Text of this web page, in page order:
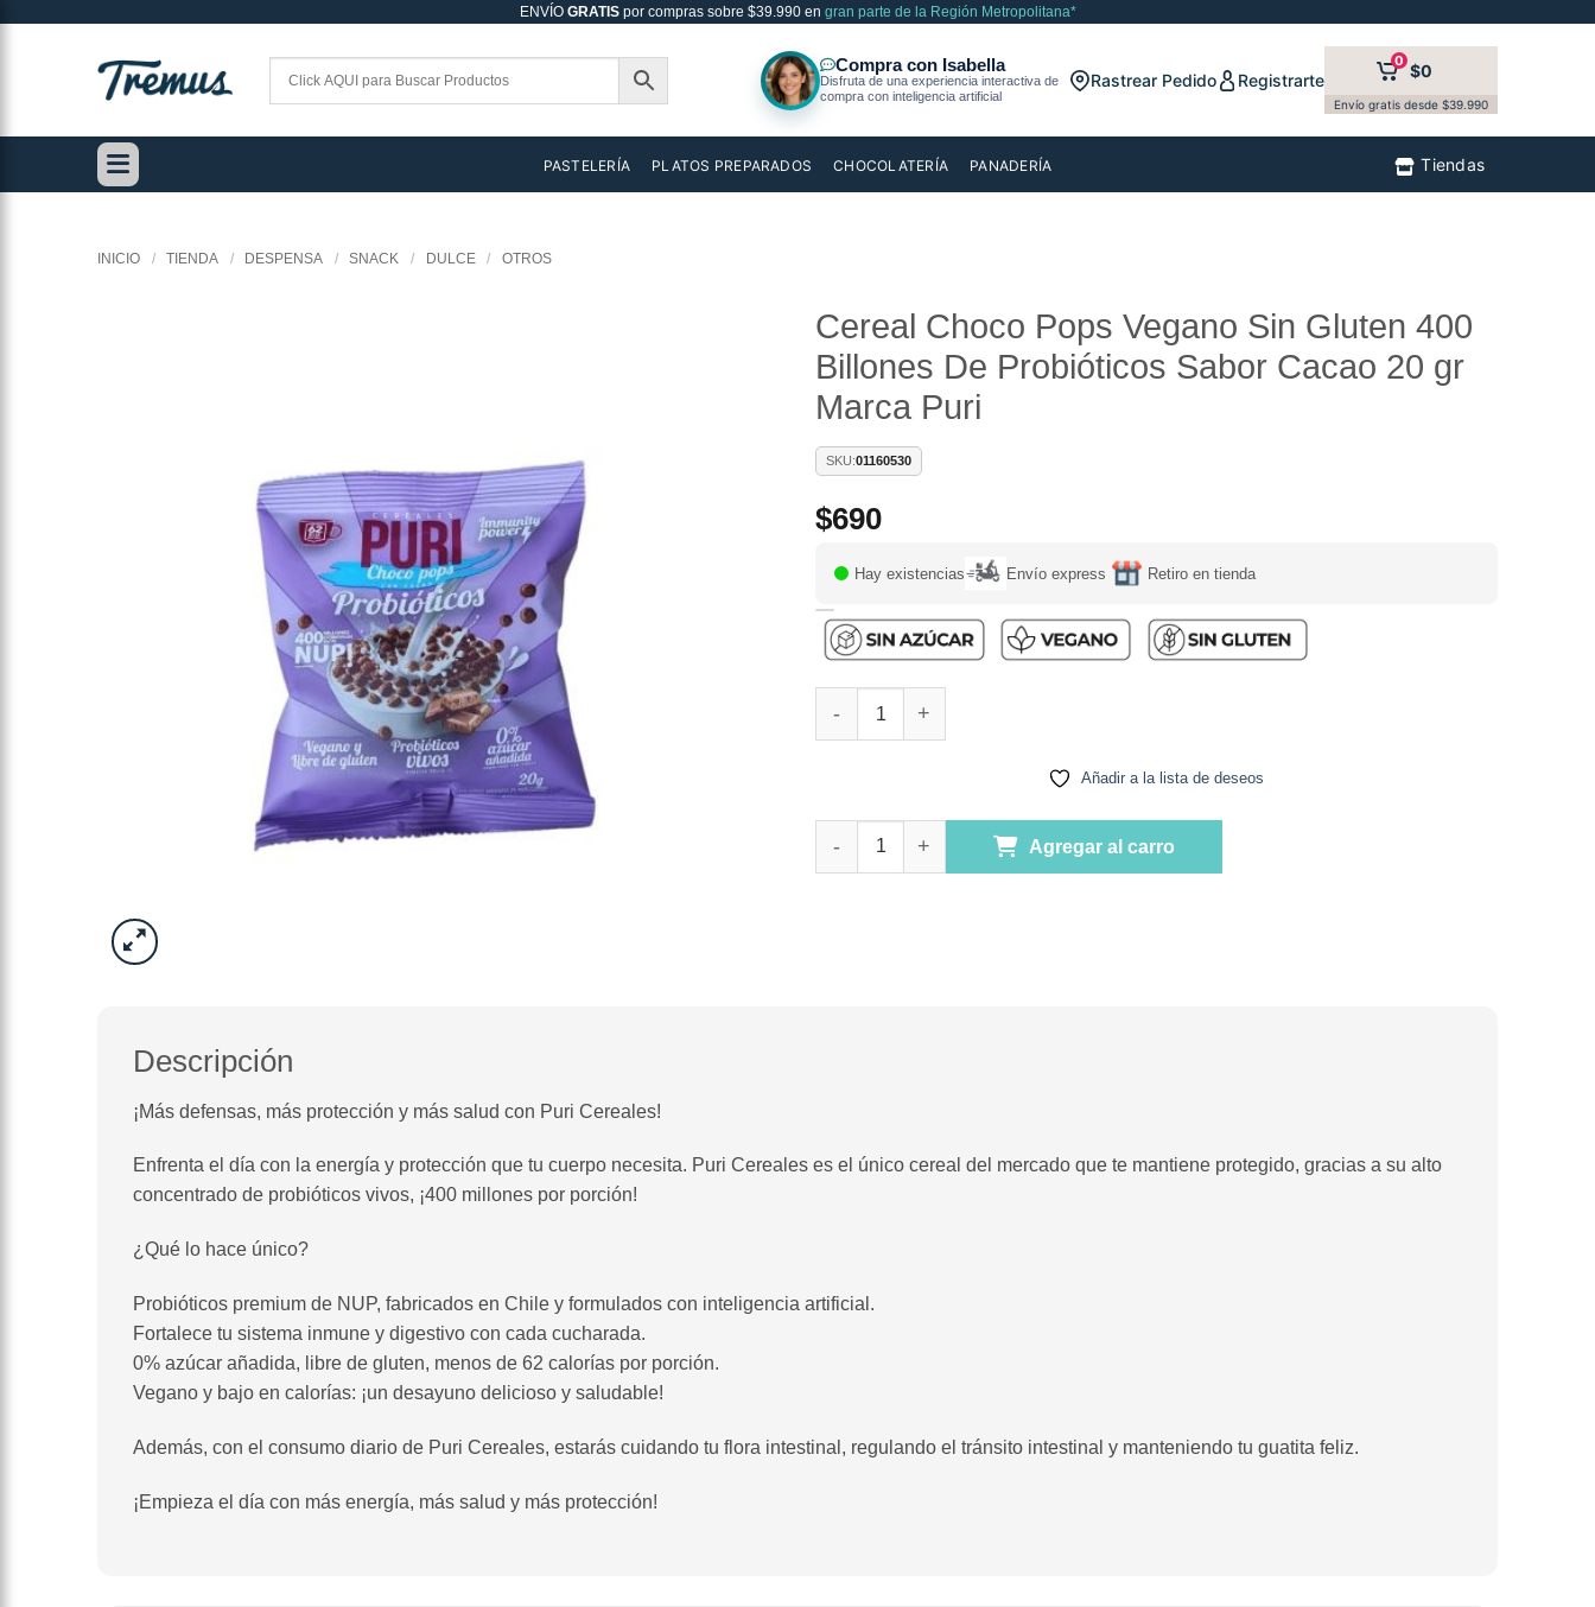
ENVÍO GRATISpor compras sobre $39.990 en gran parte de la Región Metropolitana*
Rastrear Pedido Registrarte
0 $0
Envío gratis desde $39.990
PASTELERÍA PLATOS PREPARADOS CHOCOLATERÍA PANADERÍA Tiendas
INICIO / TIENDA / DESPENSA / SNACK / DULCE / OTROS
Cereal Choco Pops Vegano Sin Gluten 400
Billones De Probióticos Sabor Cacao 20 gr
Marca Puri
SKU:01160530
$690
Hay existencias Envío express Retiro en tienda
Añadir a la lista de deseos
Cereal Choco Pops Vegano Sin Gluten 400 Billones De Probióticos Sabor Cacao 20 gr Marca
Agregar al carro
Descripción
¡Más defensas, más protección y más salud con Puri Cereales!
Enfrenta el día con la energía y protección que tu cuerpo necesita. Puri Cereales es el único cereal del mercado que te mantiene protegido, gracias a su alto
concentrado de probióticos vivos, ¡400 millones por porción!
¿Qué lo hace único?
Probióticos premium de NUP, fabricados en Chile y formulados con inteligencia artificial.
Fortalece tu sistema inmune y digestivo con cada cucharada.
0% azúcar añadida, libre de gluten, menos de 62 calorías por porción.
Vegano y bajo en calorías: ¡un desayuno delicioso y saludable!
Además, con el consumo diario de Puri Cereales, estarás cuidando tu flora intestinal, regulando el tránsito intestinal y manteniendo tu guatita feliz.
¡Empieza el día con más energía, más salud y más protección!